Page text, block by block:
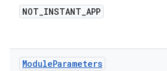
NOT_INSTANT_APP
ModuleParameters